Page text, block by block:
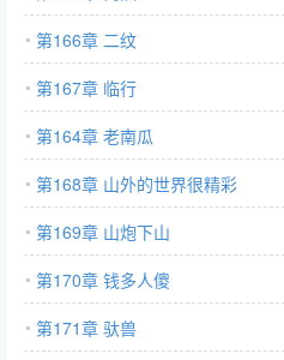
第166章 二纹
第167章 临行
第164章 老南瓜
第168章 山外的世界很精彩
第169章 山炮下山
第170章 钱多人傻
第171章 驮兽